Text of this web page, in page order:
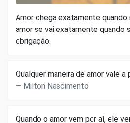
Amor chega exatamente quando
amor se vai exatamente quando
obrigação.
Qualquer maneira de amor vale a
Milton Nascimento
Quando o amor vem por aí, ele